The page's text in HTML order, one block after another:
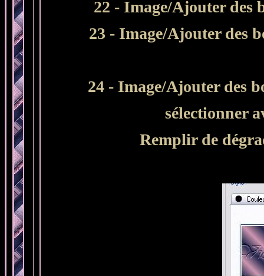
22 - Image/Ajouter des
23 - Image/Ajouter des
24 - Image/Ajouter des
sélectionner
Remplir de